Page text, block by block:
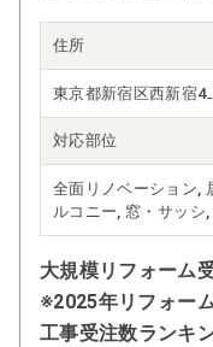
住所
東京都新宿区西新宿
対応部位
全面リノベーション,
ルコニー, 窓・サッシ
大規模リフォーム
※2025年リフォー
工事受注数ランキ